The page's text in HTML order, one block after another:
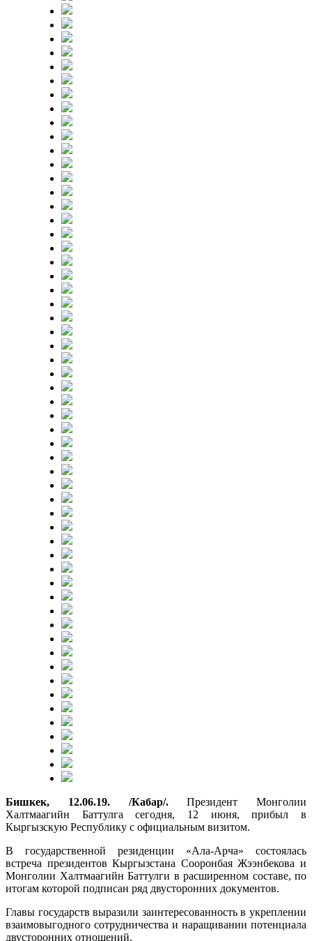
Бишкек, 12.06.19. /Кабар/.Президент Монголии
Халтмаагийн Баттулга сегодня, 12 июня, прибыл в
Кыргызскую Республику с официальным визитом.
В государственной резиденции «Ала-Арча» состоялась
встреча президентов Кыргызстана Сооронбая Жээнбекова и
Монголии Халтмаагийн Баттулги в расширенном составе, по
итогам которой подписан ряд двусторонних документов.
Главы государств выразили заинтересованность в укреплении
взаимовыгодного сотрудничества и наращивании потенциала
двусторонних отношений.